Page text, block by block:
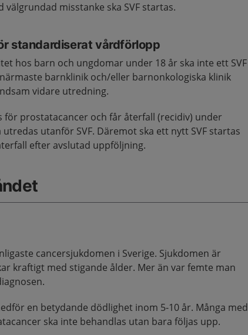
välgrundad misstanke ska SVF startas.
standardiserat vårdförlopp
hos barn och ungdomar under 18 år ska inte ett SVF
barnklinik och/eller barnonkologiska klinik
vidare utredning.
för prostatacancer och får återfall (recidiv) under
utanför SVF. Däremot ska ett nytt SVF startas
efter avslutad uppföljning.
cancersjukdomen i Sverige. Sjukdomen är
kraftigt med stigande ålder. Mer än var femte man
en betydande dödlighet inom 5-10 år. Många med
ska inte behandlas utan bara följas upp.